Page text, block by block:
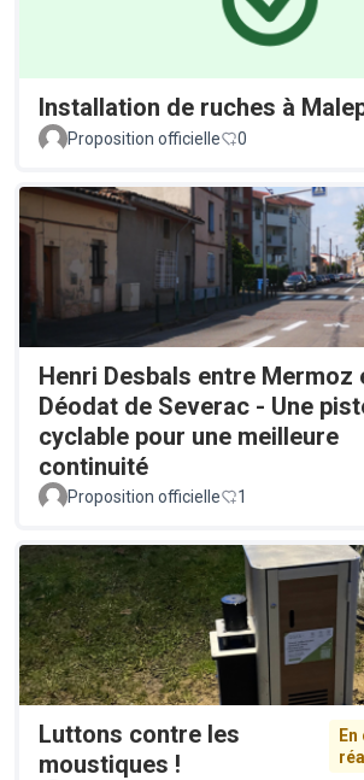
Installation de ruches à
Proposition officielle
0
Henri Desbals entre Mermoz
Déodat de Severac - Une
cyclable pour une meilleure
continuité
Proposition officielle 1
Luttons contre les
moustiques !